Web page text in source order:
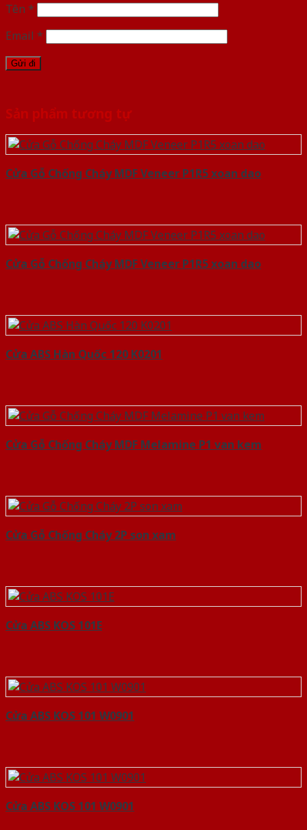
Tên *
Email *
Sản phẩm tương tự
Cửa Gỗ Chống Cháy MDF Veneer P1R5 xoan dao
Cửa Gỗ Chống Cháy MDF Veneer P1R5 xoan dao
Cửa ABS Hàn Quốc 120 K0201
Cửa Gỗ Chống Cháy MDF Melamine P1 van kem
Cửa Gỗ Chống Cháy 2P son xam
Cửa ABS KOS 101E
Cửa ABS KOS 101 W0901
Cửa ABS KOS 101 W0901